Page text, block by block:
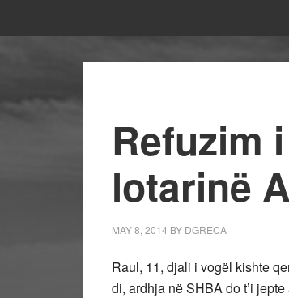
Refuzim
lotarinë
MAY 8, 2014 BY DGRECA
Raul, 11, djali i vogël kishte
di, ardhja në SHBA do t’i